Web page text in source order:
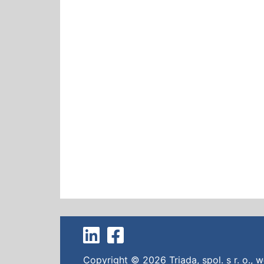
Copyright © 2026 Triada, spol. s r. o.,